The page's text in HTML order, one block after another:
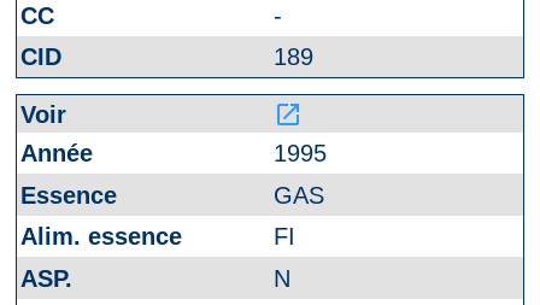
-
189
launch
1995
GAS
FI
N